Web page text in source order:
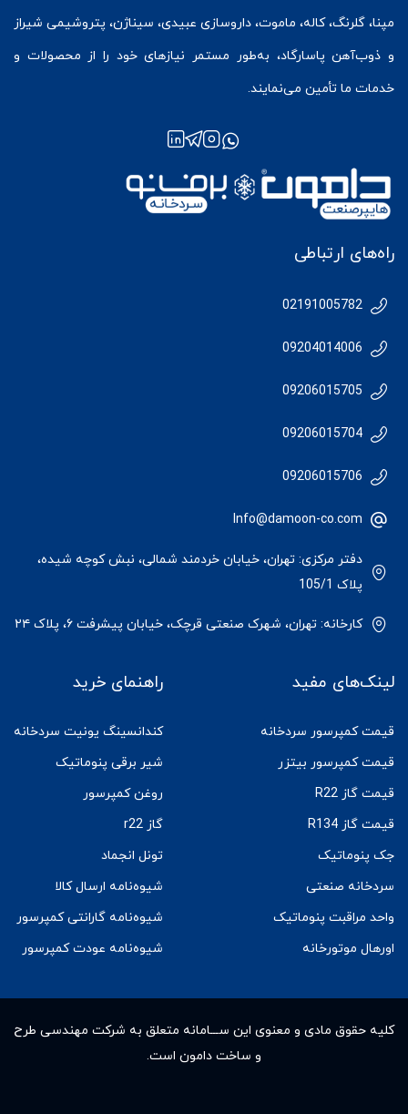
مپنا، گلرنگ، کاله، ماموت، داروسازی عبیدی، سیناژن، پتروشیمی شیراز
و ذوب‌آهن پاسارگاد، به‌طور مستمر نیازهای خود را از محصولات و
خدمات ما تأمین می‌نمایند.
راه‌های ارتباطی
02191005782
09204014006
09206015705
09206015704
09206015706
Info@damoon-co.com
دفتر مرکزی: تهران، خیابان خردمند شمالی، نبش کوچه شیده،
پلاک 105/1
کارخانه: تهران، شهرک صنعتی قرچک، خیابان پیشرفت ۶، پلاک ۲۴
لینک‌های مفید
قیمت کمپرسور سردخانه
قیمت کمپرسور بیتزر
قیمت گاز R22
قیمت گاز R134
جک پنوماتیک
سردخانه صنعتی
واحد مراقبت پنوماتیک
اورهال موتورخانه
راهنمای خرید
کندانسینگ یونیت سردخانه
شیر برقی پنوماتیک
روغن کمپرسور
گاز r22
تونل انجماد
شیوه‌نامه ارسال کالا
شیوه‌نامه گارانتی کمپرسور
شیوه‌نامه عودت کمپرسور
کلیه حقوق مادى و معنوى این ســـامانه متعلق به شرکت مهندسی طرح
و ساخت دامون است.